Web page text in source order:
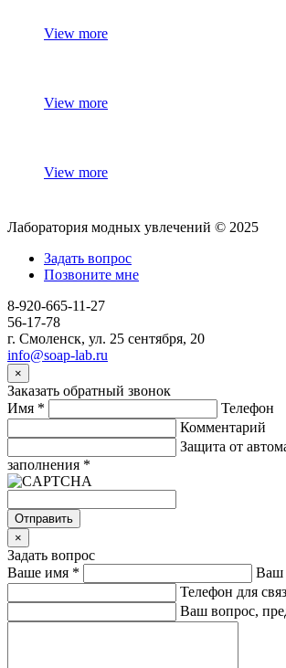
View more
View more
View more
Лаборатория модных увлечений © 2025
Задать вопрос
Позвоните мне
8-920-665-11-27
56-17-78
г. Смоленск, ул. 25 сентября, 20
info@soap-lab.ru
×
Заказать обратный звонок
Имя *
Телефон
Комментарий
Защита от
заполнения *
Отправить
×
Задать вопрос
Ваше имя * Ваш
Телефон для
Ваш вопрос,